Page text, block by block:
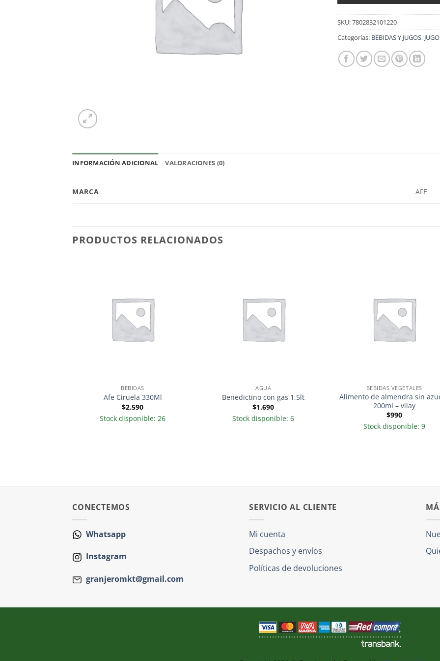
SKU:7802832101220
Categorías: BEBIDAS Y JUGOS,
INFORMACIÓN ADICIONAL VALORACIONES (0)
MARCA AFE
PRODUCTOS RELACIONADOS
BEBIDAS
Afe Ciruela 330Ml
$2.590
Stock disponible: 26
AGUA
Benedictino con gas 1,5lt
$1.690
Stock disponible: 6
BEBIDAS VEGETALES
Alimento de almendra sin
200ml – vilay
$990
Stock disponible: 9
CONECTEMOS
Whatsapp
Instagram
granjeromkt@gmail.com
SERVICIO AL CLIENTE
Mi cuenta
Despachos y envíos
Políticas de devoluciones